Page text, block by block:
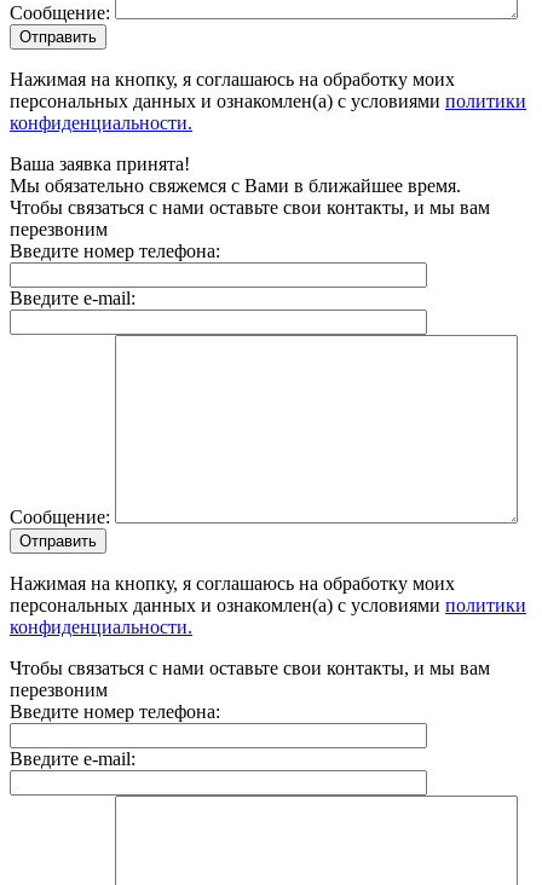
Сообщение:
Отправить
Нажимая на кнопку, я соглашаюсь на обработку моих
персональных данных и ознакомлен(а) с условиями политики
конфиденциальности.
Ваша заявка принята!
Мы обязательно свяжемся с Вами в ближайшее время.
Чтобы связаться с нами оставьте свои контакты, и мы вам
перезвоним
Введите номер телефона:
Введите e-mail:
Сообщение:
Отправить
Нажимая на кнопку, я соглашаюсь на обработку моих
персональных данных и ознакомлен(а) с условиями политики
конфиденциальности.
Чтобы связаться с нами оставьте свои контакты, и мы вам
перезвоним
Введите номер телефона:
Введите e-mail: